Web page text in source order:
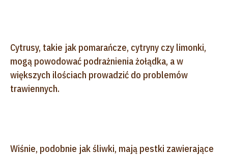
Cytrusy, takie jak pomarańcze, cytryny czy limonki,
mogą powodować podrażnienia żołądka, a w
większych ilościach prowadzić do problemów
trawiennych.
Wiśnie, podobnie jak śliwki, mają pestki zawierające